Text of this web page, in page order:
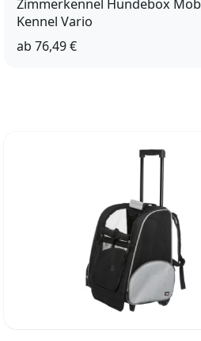
Zimmerkennel Hundebox
Kennel Vario
ab76,49 €